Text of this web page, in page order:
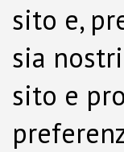
sito e,
sia
sito e